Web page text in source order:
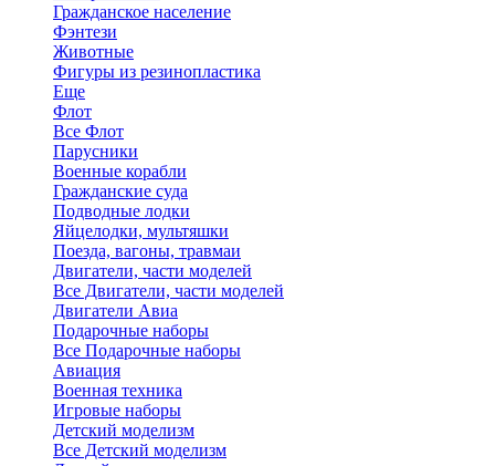
Гражданское население
Фэнтези
Животные
Фигуры из резинопластика
Еще
Флот
Все Флот
Парусники
Военные корабли
Гражданские суда
Подводные лодки
Яйцелодки, мультяшки
Поезда, вагоны, травмаи
Двигатели, части моделей
Все Двигатели, части моделей
Двигатели Авиа
Подарочные наборы
Все Подарочные наборы
Авиация
Военная техника
Игровые наборы
Детский моделизм
Все Детский моделизм